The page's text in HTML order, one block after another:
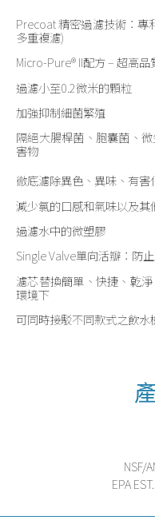
Precoat 精密過濾技術：專
多重複濾)
Micro-Pure® II配方 – 超高
過濾小至0.2微米的顆粒
加強抑制細菌繁殖
隔絕大腸桿菌、胞囊菌、
害物
徹底濾除異色、異味、有害
減少氯的口感和氣味以及
過濾水中的微塑膠
Single Valve單向活瓣：防
濾芯替換簡單、快捷、乾
環境下
可同時接駁不同款式之飲水
NSF/
EPA